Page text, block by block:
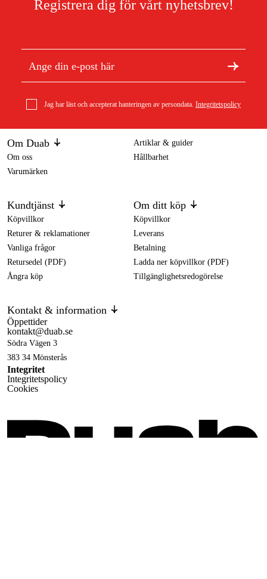
Registrera dig för vårt nyhetsbrev!
Jag har läst och accepterat hanteringen av persondata. Integritetspolicy
Om Duab
Om oss
Varumärken
Artiklar & guider
Hållbarhet
Kundtjänst
Köpvillkor
Returer & reklamationer
Vanliga frågor
Retursedel (PDF)
Ångra köp
Om ditt köp
Köpvillkor
Leverans
Betalning
Ladda ner köpvillkor (PDF)
Tillgänglighetsredogörelse
Kontakt & information
Öppettider
kontakt@duab.se
Södra Vägen 3
383 34 Mönsterås
Integritet
Integritetspolicy
Cookies